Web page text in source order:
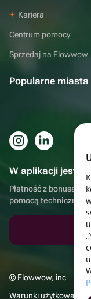
Kariera
Centrum pomocy
Sprzedaj na Flowwow
Popularne miasta
W aplikacji jest to
Płatność z
pomocą techniczną
© Flowwow, inc
Warunki użytkowania